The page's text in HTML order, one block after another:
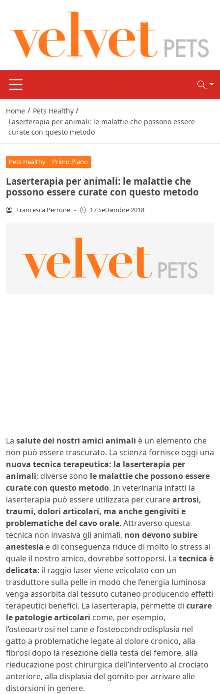
Home / Pets Healthy /
Laserterapia per animali: le malattie che possono essere
curate con questo metodo
Pets Healthy Primo Piano
Laserterapia per animali: le malattie che
possono essere curate con questo metodo
Francesca Perrone - 17 Settembre 2018
La salute dei nostri amici animali è un elemento che
non può essere trascurato. La scienza fornisce oggi una
nuova tecnica terapeutica: la laserterapia per
animali; diverse sono le malattie che possono essere
curate con questo metodo. In veterinaria infatti la
laserterapia può essere utilizzata per curareartrosi,
traumi, dolori articolari, ma anche gengiviti e
problematiche del cavo orale. Attraverso questa
tecnica non invasiva gli animali, non devono subire
anestesia e di conseguenza riduce di molto lo stress al
quale il nostro amico, dovrebbe sottoporsi. La tecnica è
delicata: il raggio laser viene veicolato con un
trasduttore sulla pelle in modo che l’energia luminosa
venga assorbita dal tessuto cutaneo producendo effetti
terapeutici benefici. La laserterapia, permette di curare
le patologie articolari come, per esempio,
l’osteoartrosi nel cane e l’osteocondrodisplasia nel
gatto a problematiche legate al dolore cronico, alla
fibrosi dopo la resezione della testa del femore, alla
rieducazione post chirurgica dell’intervento al crociato
anteriore, alla displasia del gomito per arrivare alle
distorsioni in genere.